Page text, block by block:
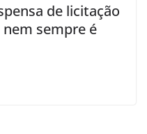
de licitação
sempre é